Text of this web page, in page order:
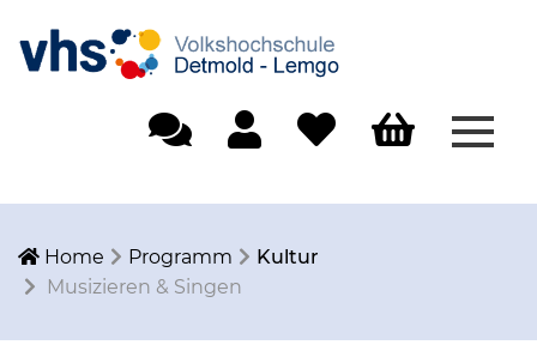
Home Programm
Kultur
Musizieren & Singen